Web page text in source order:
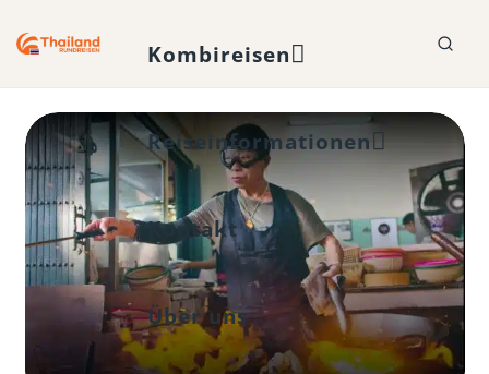
Kombireisen
Reiseinformationen
Kontakt
Über uns